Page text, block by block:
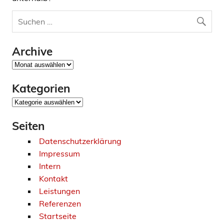
Archive
Archive
Kategorien
Kategorien
Seiten
Datenschutzerklärung
Impressum
Intern
Kontakt
Leistungen
Referenzen
Startseite